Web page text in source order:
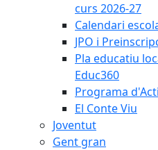
curs 2026-27
Calendari
JPO i
Pla educatiu
Educ360
Programa
El Conte Viu
Joventut
Gent gran